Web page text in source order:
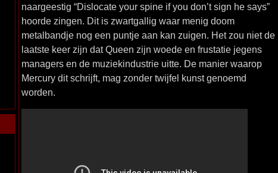
naargeestig “Dislocate your spine if you don’t sign he says”
hoorde zingen. Dit is zwartgallig waar menig doom
metalbandje nog een puntje aan kan zuigen. Het zou niet de
laatste keer zijn dat Queen zijn woede en frustatie jegens
managers en de muziekindustrie uitte. De manier waarop
Mercury dit schrijft, mag zonder twijfel kunst genoemd
worden.